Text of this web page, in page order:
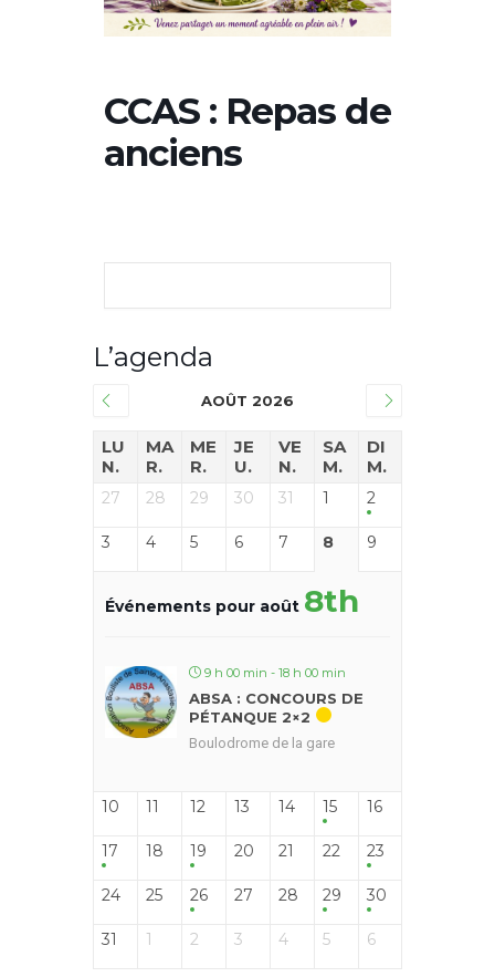
CCAS : Repas de
anciens
L’agenda
AOÛT 2026
LU
N.
MA
R.
ME
R.
JE
U.
VE
N.
SA
M.
DI
M.
27 28 29 30 31 1 2
3 4 5 6 7 8 9
Événements pour août 8th
9 h 00 min - 18 h 00 min
ABSA : CONCOURS DE
PÉTANQUE 2×2
Boulodrome de la gare
10 11 12 13 14 15 16
17 18 19 20 21 22 23
24 25 26 27 28 29 30
31 1 2 3 4 5 6